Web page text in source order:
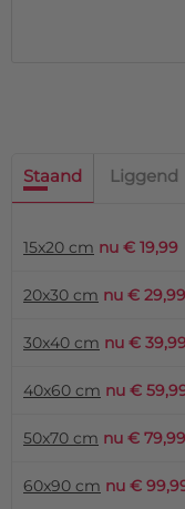
Staand Liggend
15x20 cm nu € 19,99
20x30 cm nu € 29,99
30x40 cm nu €
40x60 cm nu €
50x70 cm nu € 79,99
60x90 cm nu €